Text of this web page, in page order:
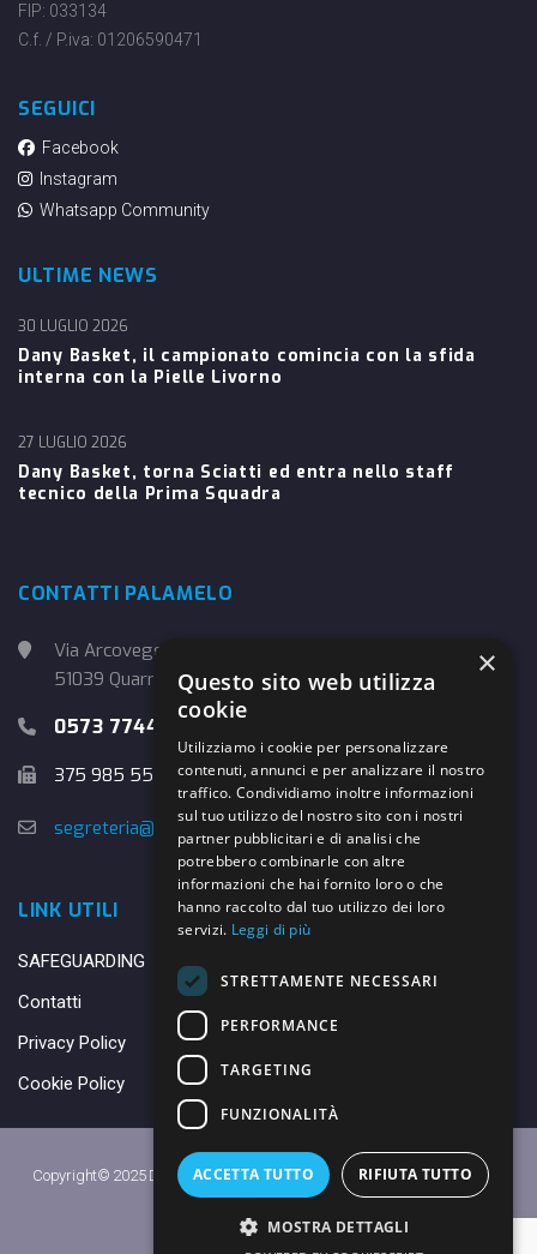
FIP: 033134
C.f. / P.iva: 01206590471
SEGUICI
Facebook
Instagram
Whatsapp Community
ULTIME NEWS
Dany Basket, il campionato comincia con la sfida
interna con la Pielle Livorno
30 LUGLIO 2026
Dany Basket, torna Sciatti ed entra nello staff
tecnico della Prima Squadra
27 LUGLIO 2026
CONTATTI PALAMELO
Via Arcoveggio, 4
51039 Quarrata (PT)
0573 774457
375 985 5526
segreteria@danybasket.it
LINK UTILI
SAFEGUARDING
Contatti
Privacy Policy
Cookie Policy
Copyright© 2025 DANY BASKET QUARRATA S.S.D.A.R.L. -Privacy Policy
Made with ♥ by
×
Questo sito web utilizza
cookie
Utilizziamo i cookie per personalizzare
contenuti, annunci e per analizzare il nostro
traffico. Condividiamo inoltre informazioni
sul tuo utilizzo del nostro sito con i nostri
partner pubblicitari e di analisi che
potrebbero combinarle con altre
informazioni che hai fornito loro o che
hanno raccolto dal tuo utilizzo dei loro
servizi. Leggi di più
STRETTAMENTE NECESSARI
PERFORMANCE
TARGETING
FUNZIONALITÀ
ACCETTA TUTTO RIFIUTA TUTTO
MOSTRA DETTAGLI